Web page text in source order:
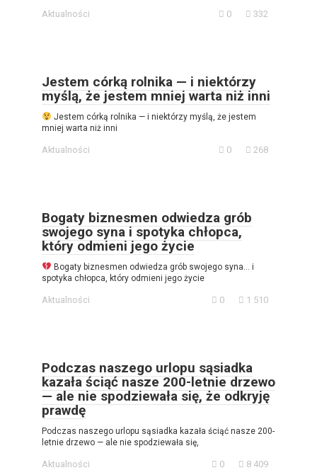
Aktualności 0 332
Jestem córką rolnika — i niektórzy
myślą, że jestem mniej warta niż inni
Jestem córką rolnika — i niektórzy myślą, że jestem
mniej warta niż inni
Aktualności 0 268
Bogaty biznesmen odwiedza grób
swojego syna i spotyka chłopca,
który odmieni jego życie
Bogaty biznesmen odwiedza grób swojego syna… i
spotyka chłopca, który odmieni jego życie
Aktualności 0 1 510
Podczas naszego urlopu sąsiadka
kazała ściąć nasze 200-letnie drzewo
— ale nie spodziewała się, że odkryję
prawdę
Podczas naszego urlopu sąsiadka kazała ściąć nasze 200-
letnie drzewo — ale nie spodziewała się,
Aktualności 0 8 409